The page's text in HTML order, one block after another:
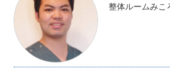
整体ルームみこ